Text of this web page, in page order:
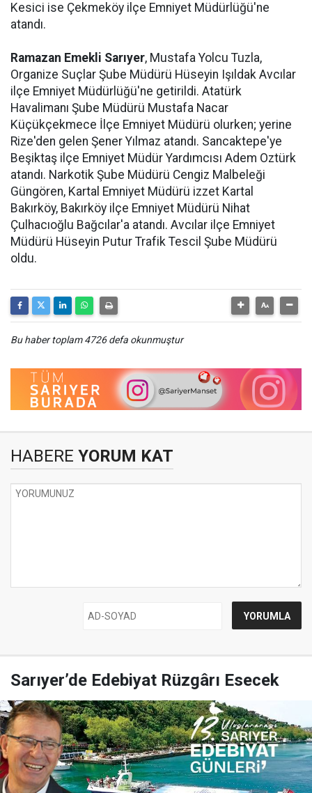
Kesici ise Çekmeköy ilçe Emniyet Müdürlüğü'ne
atandı.
Ramazan Emekli Sarıyer, Mustafa Yolcu Tuzla,
Organize Suçlar Şube Müdürü Hüseyin Işıldak Avcılar
ilçe Emniyet Müdürlüğü'ne getirildi. Atatürk
Havalimanı Şube Müdürü Mustafa Nacar
Küçükçekmece İlçe Emniyet Müdürü olurken; yerine
Rize'den gelen Şener Yılmaz atandı. Sancaktepe'ye
Beşiktaş ilçe Emniyet Müdür Yardımcısı Adem Oztürk
atandı. Narkotik Şube Müdürü Cengiz Malbeleği
Güngören, Kartal Emniyet Müdürü izzet Kartal
Bakırköy, Bakırköy ilçe Emniyet Müdürü Nihat
Çulhacıoğlu Bağcılar'a atandı. Avcılar ilçe Emniyet
Müdürü Hüseyin Putur Trafik Tescil Şube Müdürü
oldu.
Bu haber toplam 4726 defa okunmuştur
HABERE YORUM KAT
Sarıyer’de Edebiyat Rüzgârı Esecek